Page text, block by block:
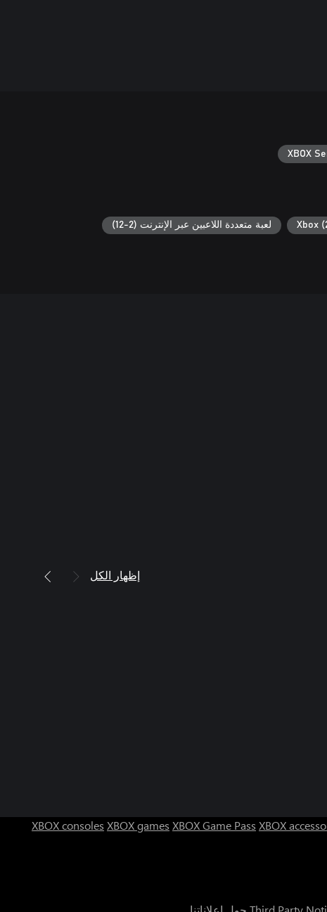
XBOX
لعبة متعددة اللاعبين عبر الإنترنت (2-12)
إظهار الكل
XBOX consoles XBOX games XBOX Game Pass XBOX